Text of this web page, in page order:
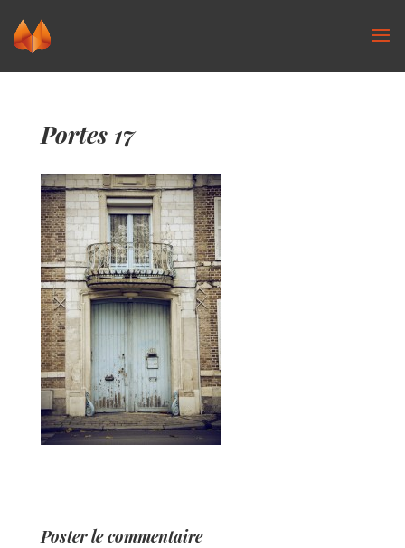
Portes 17
Poster le commentaire